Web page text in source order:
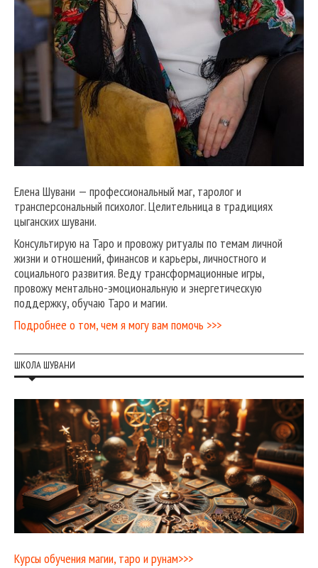
Елена Шувани — профессиональный маг, таролог и
трансперсональный психолог. Целительница в традициях
цыганских шувани.
Консультирую на Таро и провожу ритуалы по темам личной
жизни и отношений, финансов и карьеры, личностного и
социального развития. Веду трансформационные игры,
провожу ментально-эмоциональную и энергетическую
поддержку, обучаю Таро и магии.
Подробнее о том, чем я могу вам помочь >>>
ШКОЛА ШУВАНИ
Курсы обучения магии, таро и рунам>>>